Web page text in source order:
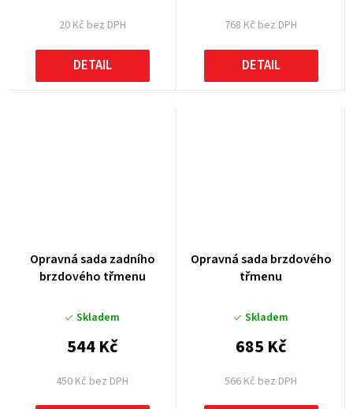
20 Kč bez DPH
DETAIL
768 Kč bez DPH
DETAIL
Opravná sada zadního
brzdového třmenu
Skladem
450 Kč bez DPH
544 Kč
Opravná sada brzdového
třmenu
Skladem
566 Kč bez DPH
685 Kč